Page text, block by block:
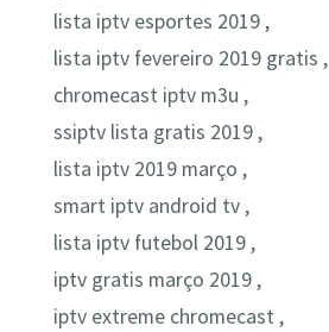
lista iptv esportes 2019 ,
lista iptv fevereiro 2019 gratis ,
chromecast iptv m3u ,
ssiptv lista gratis 2019 ,
lista iptv 2019 março ,
smart iptv android tv ,
lista iptv futebol 2019 ,
iptv gratis março 2019 ,
iptv extreme chromecast ,